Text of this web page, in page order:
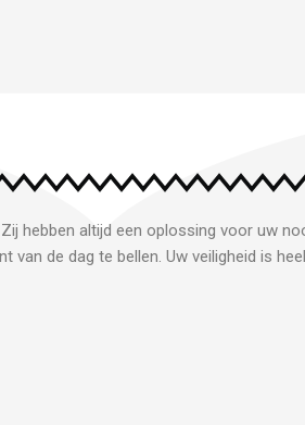
hebben altijd een oplossing voor uw
de dag te bellen. Uw veiligheid is